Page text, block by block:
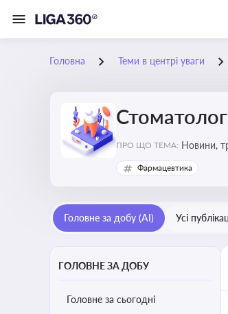
Головна Теми в центрі уваги
ПРО ЩО ТЕМА: Новини,
Фармацевтика
Головне за добу (AI) Усі
ГОЛОВНЕ ЗА ДОБУ
Головне за сьогодні